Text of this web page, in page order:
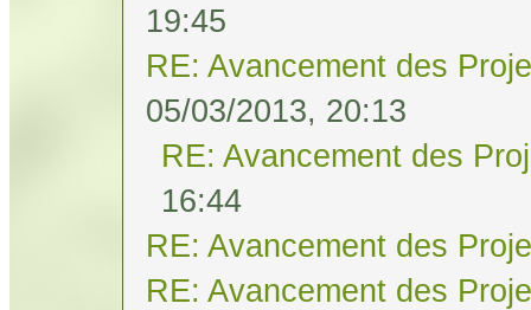
19:45
RE: Avancement des
05/03/2013, 20:13
RE: Avancement des
16:44
RE: Avancement des
RE: Avancement des